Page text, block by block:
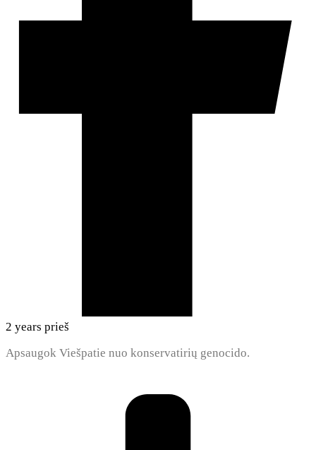
2 years prieš
Apsaugok Viešpatie nuo konservatirių genocido.